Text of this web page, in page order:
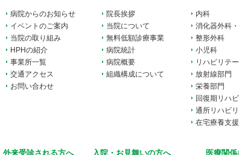
病院からのお知らせ
イベントのご案内
当院の取り組み
HPHの紹介
事業所一覧
交通アクセス
お問い合わせ
院長挨拶
当院について
無料低額診療事業
病院統計
病院概要
組織構成について
内科
消化器外科
整形外科
小児科
リハビリテ
放射線部門
栄養部門
回復期リハ
通所リハビ
在宅療養支
外来受診される方へ 入院・お見舞いの方へ 医療関